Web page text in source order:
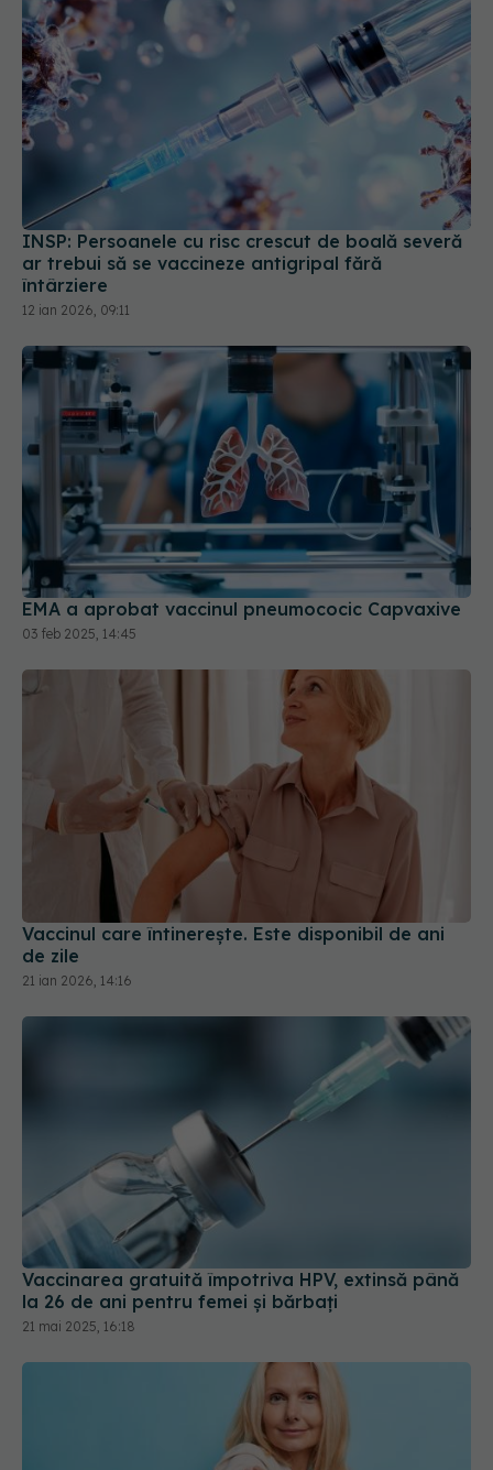
INSP: Persoanele cu risc crescut de boală severă
ar trebui să se vaccineze antigripal fără
întârziere
12 ian 2026, 09:11
EMA a aprobat vaccinul pneumococic Capvaxive
03 feb 2025, 14:45
Vaccinul care întinerește. Este disponibil de ani
de zile
21 ian 2026, 14:16
Vaccinarea gratuită împotriva HPV, extinsă până
la 26 de ani pentru femei și bărbați
21 mai 2025, 16:18